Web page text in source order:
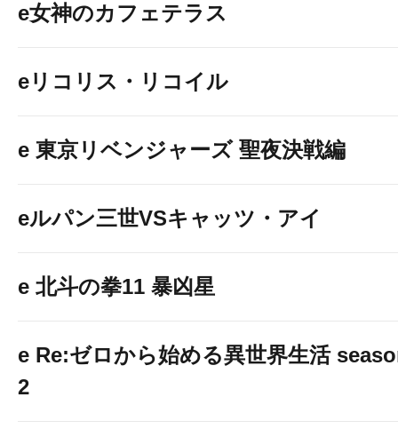
e女神のカフェテラス
eリコリス・リコイル
e 東京リベンジャーズ 聖夜決戦編
eルパン三世VSキャッツ・アイ
e 北斗の拳11 暴凶星
e Re:ゼロから始める異世界生活
2